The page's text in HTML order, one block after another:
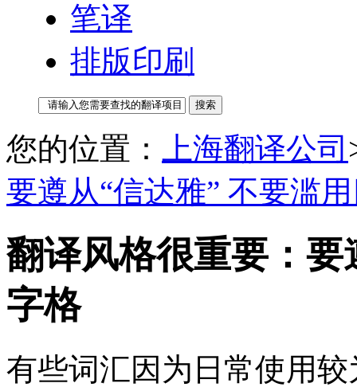
笔译
排版印刷
您的位置： 上海翻译公司
要遵从“信达雅” 不要滥
翻译风格很重要：
字格
有些词汇因为日常使用